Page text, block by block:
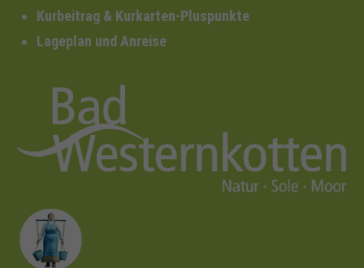
Kurbeitrag & Kurkarten-Pluspunkte
Lageplan und Anreise